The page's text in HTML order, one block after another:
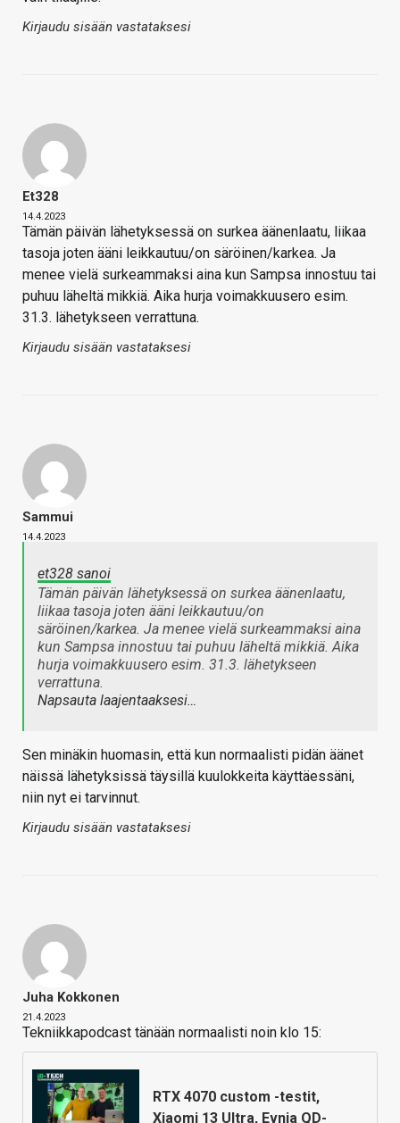
Kirjaudu sisään vastataksesi
Et328
14.4.2023
Tämän päivän lähetyksessä on surkea äänenlaatu, liikaa
tasoja joten ääni leikkautuu/on säröinen/karkea. Ja
menee vielä surkeammaksi aina kun Sampsa innostuu tai
puhuu läheltä mikkiä. Aika hurja voimakkuusero esim.
31.3. lähetykseen verrattuna.
Kirjaudu sisään vastataksesi
Sammui
14.4.2023
et328 sanoi
Tämän päivän lähetyksessä on surkea äänenlaatu,
liikaa tasoja joten ääni leikkautuu/on
säröinen/karkea. Ja menee vielä surkeammaksi aina
kun Sampsa innostuu tai puhuu läheltä mikkiä. Aika
hurja voimakkuusero esim. 31.3. lähetykseen
verrattuna.
Napsauta laajentaaksesi…
Sen minäkin huomasin, että kun normaalisti pidän äänet
näissä lähetyksissä täysillä kuulokkeita käyttäessäni,
niin nyt ei tarvinnut.
Kirjaudu sisään vastataksesi
Juha Kokkonen
21.4.2023
Tekniikkapodcast tänään normaalisti noin klo 15:
RTX 4070 custom -testit,
Xiaomi 13 Ultra, Evnia QD-